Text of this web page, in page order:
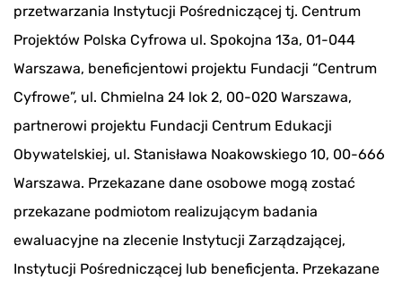
przetwarzania Instytucji Pośredniczącej tj. Centrum
Projektów Polska Cyfrowa ul. Spokojna 13a, 01-044
Warszawa, beneficjentowi projektu Fundacji “Centrum
Cyfrowe”, ul. Chmielna 24 lok 2, 00-020 Warszawa,
partnerowi projektu Fundacji Centrum Edukacji
Obywatelskiej, ul. Stanisława Noakowskiego 10, 00-666
Warszawa. Przekazane dane osobowe mogą zostać
przekazane podmiotom realizującym badania
ewaluacyjne na zlecenie Instytucji Zarządzającej,
Instytucji Pośredniczącej lub beneficjenta. Przekazane